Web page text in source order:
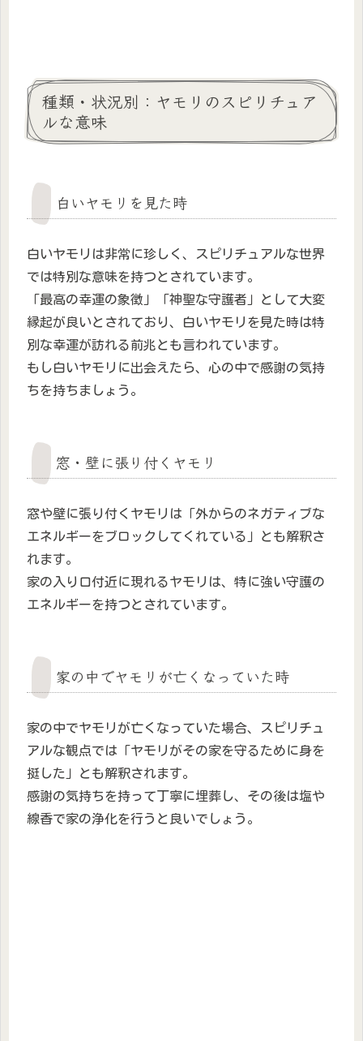
種類・状況別：ヤモリのスピリチュア
ルな意味
白いヤモリを見た時
白いヤモリは非常に珍しく、スピリチュアルな世界
では特別な意味を持つとされています。
「最高の幸運の象徴」「神聖な守護者」として大変
縁起が良いとされており、白いヤモリを見た時は特
別な幸運が訪れる前兆とも言われています。
もし白いヤモリに出会えたら、心の中で感謝の気持
ちを持ちましょう。
窓・壁に張り付くヤモリ
窓や壁に張り付くヤモリは「外からのネガティブな
エネルギーをブロックしてくれている」とも解釈さ
れます。
家の入り口付近に現れるヤモリは、特に強い守護の
エネルギーを持つとされています。
家の中でヤモリが亡くなっていた時
家の中でヤモリが亡くなっていた場合、スピリチュ
アルな観点では「ヤモリがその家を守るために身を
挺した」とも解釈されます。
感謝の気持ちを持って丁寧に埋葬し、その後は塩や
線香で家の浄化を行うと良いでしょう。